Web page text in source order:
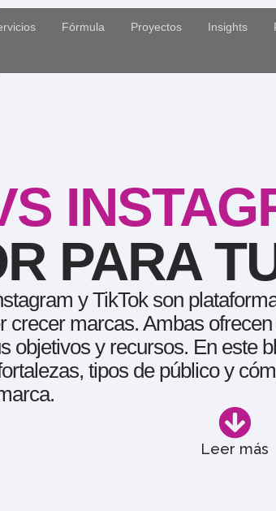
Fórmula Proyectos Insights
PARA
y TikTok son
crecer marcas. Ambas
objetivos y recursos. En este
tipos de público y
Leer más